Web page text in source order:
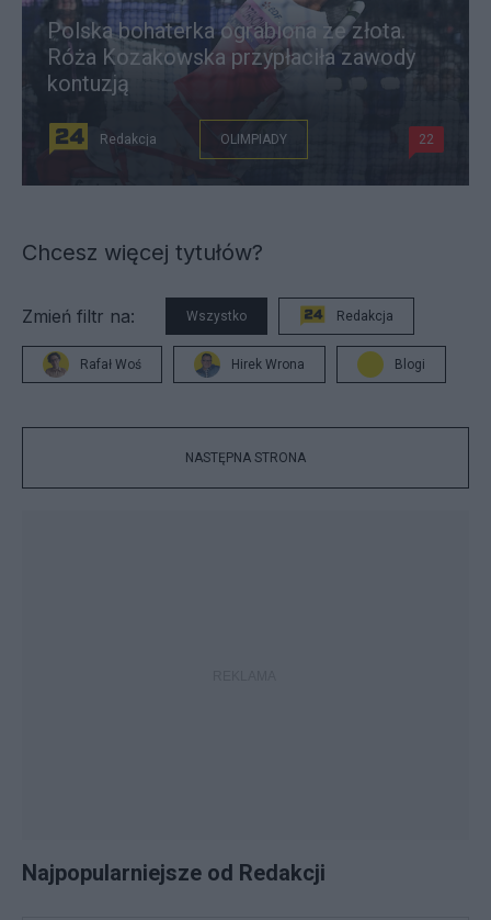
Polska bohaterka ograbiona ze złota.
Róża Kozakowska przypłaciła zawody
kontuzją
Redakcja OLIMPIADY 22
Chcesz więcej tytułów?
Zmień filtr na: Wszystko Redakcja
Rafał Woś Hirek Wrona Blogi
NASTĘPNA STRONA
Najpopularniejsze od Redakcji